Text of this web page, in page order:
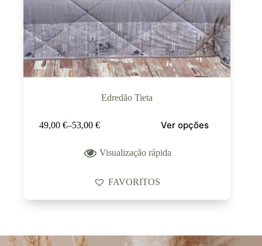
Edredão Tieta
49,00 €–53,00 € Ver opções
Visualização rápida
FAVORITOS